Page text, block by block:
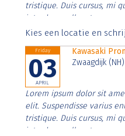
tristique. Duis cursus, mi
interdum nulla, ut
Aenean faucibus nibh et
Kies een locatie en
Friday
03
APRIL
Kawasaki
Zwaagdijk (NH)
Lorem ipsum dolor sit
elit. Suspendisse varius
tristique. Duis cursus, mi
interdum nulla, ut